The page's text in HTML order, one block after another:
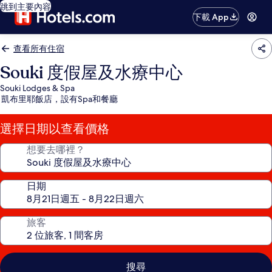
跳到主要內容
下載 App
查看所有住宿
Souki 度假屋及水療中心
Souki Lodges & Spa
凱布里耶飯店，設有Spa和餐廳
選擇日期以查看價格
想要去哪裡？
日期
旅客
搜尋